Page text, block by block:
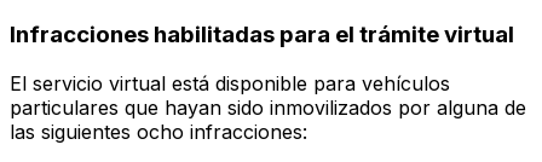
Infracciones habilitadas para el trámite virtual
El servicio virtual está disponible para vehículos
particulares que hayan sido inmovilizados por alguna de
las siguientes ocho infracciones: